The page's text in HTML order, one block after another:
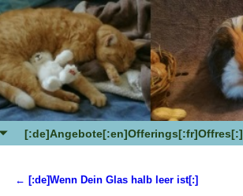
[:de]Angebote[:en]Offerings[:fr]Offres[:]
← [:de]Wenn Dein Glas halb leer ist[:]